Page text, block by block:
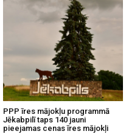
PPP īres mājokļu programmā
Jēkabpilī taps 140 jauni
pieejamas cenas īres mājokļi